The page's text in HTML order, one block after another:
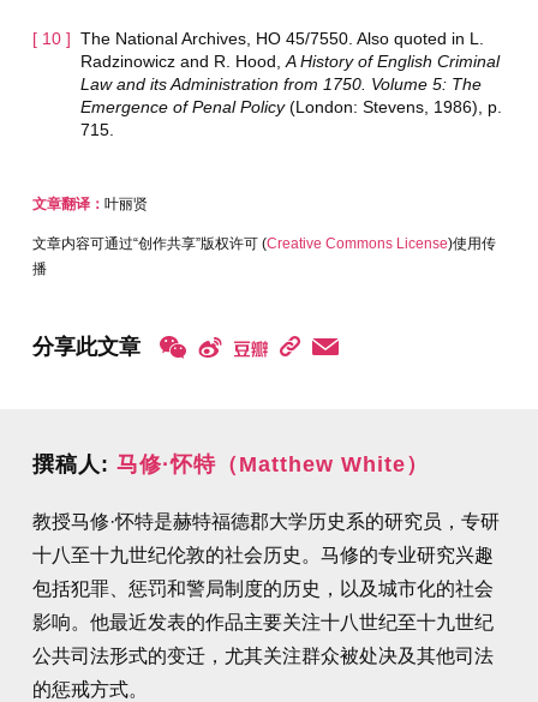
The National Archives, HO 45/7550. Also quoted in L.
Radzinowicz and R. Hood, A History of English Criminal
Law and its Administration from 1750. Volume 5: The
Emergence of Penal Policy(London: Stevens, 1986), p.
715.
文章翻译： 叶丽贤
文章内容可通过“创作共享”版权许可 (Creative Commons License)使用传
播
分享此文章
撰稿人: 马修·怀特（Matthew White）
教授马修·怀特是赫特福德郡大学历史系的研究员，专研
十八至十九世纪伦敦的社会历史。马修的专业研究兴趣
包括犯罪、惩罚和警局制度的历史，以及城市化的社会
影响。他最近发表的作品主要关注十八世纪至十九世纪
公共司法形式的变迁，尤其关注群众被处决及其他司法
的惩戒方式。